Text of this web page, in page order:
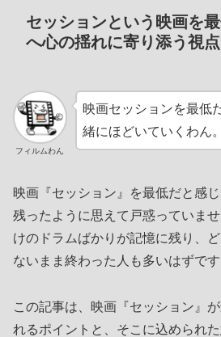
セッションという映画を
へ心の揺れに寄り添う視
フィルムわん
映画セッションを最低
緒にほどいていくわん。
映画『セッション』を最低だと感
残ったように思えて戸惑っていま
けのドラムばかりが記憶に残り、
ないまま終わった人も多いはずです
この記事は、映画『セッション』
れるポイントと、そこに込められ